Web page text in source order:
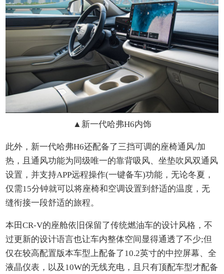
▲ 新一代哈弗H6内饰
此外，新一代哈弗H6还配备了三挡可调的座椅通风/加
热，且通风功能为同级唯一的靠背吸风、坐垫吹风双通风
设置，并支持APP远程操作(一键备车)功能，无论冬夏，
仅需15分钟就可以将座椅和空调设置到舒适的温度，无
缝衔接一段舒适的旅程。
本田CR-V的座舱依旧保留了传统燃油车的设计风格，不
过更新的设计语言也让车内整体空间显得通透了不少;但
仅在较高配置版本车型上配备了10.2英寸的中控屏幕、全
液晶仪表，以及10W的无线充电，且只有顶配车型才配备